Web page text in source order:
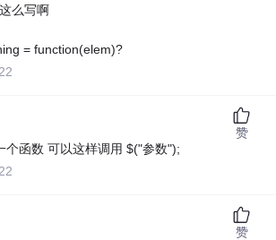
么写啊
= function(elem)?
个函数 可以这样调用 $("参数");
赞
赞